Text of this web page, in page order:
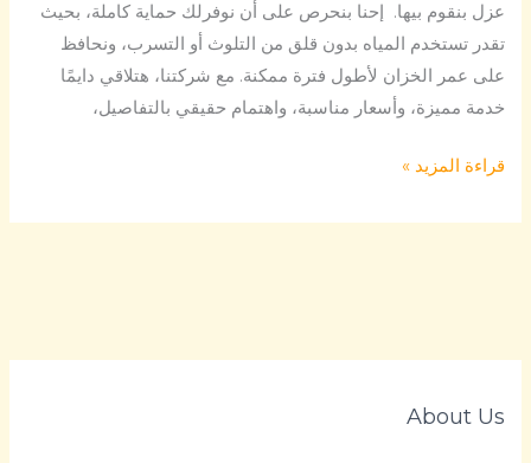
عزل بنقوم بيها. إحنا بنحرص على أن نوفرلك حماية كاملة، بحيث
تقدر تستخدم المياه بدون قلق من التلوث أو التسرب، ونحافظ
على عمر الخزان لأطول فترة ممكنة. مع شركتنا، هتلاقي دايمًا
خدمة مميزة، وأسعار مناسبة، واهتمام حقيقي بالتفاصيل،
قراءة المزيد »
About Us